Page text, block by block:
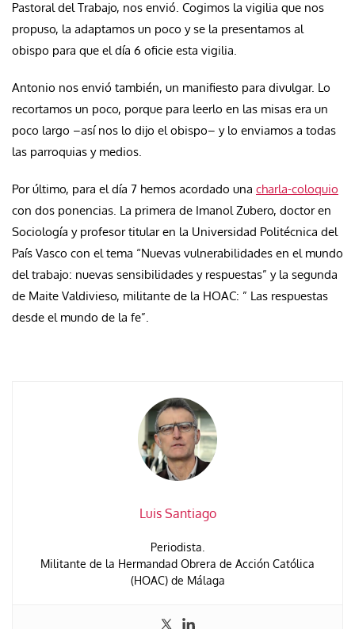
Pastoral del Trabajo, nos envió. Cogimos la vigilia que nos
propuso, la adaptamos un poco y se la presentamos al
obispo para que el día 6 oficie esta vigilia.
Antonio nos envió también, un manifiesto para divulgar. Lo
recortamos un poco, porque para leerlo en las misas era un
poco largo –así nos lo dijo el obispo– y lo enviamos a todas
las parroquias y medios.
Por último, para el día 7 hemos acordado una charla-coloquio
con dos ponencias. La primera de Imanol Zubero, doctor en
Sociología y profesor titular en la Universidad Politécnica del
País Vasco con el tema “Nuevas vulnerabilidades en el mundo
del trabajo: nuevas sensibilidades y respuestas” y la segunda
de Maite Valdivieso, militante de la HOAC: ” Las respuestas
desde el mundo de la fe”.
Luis Santiago
Periodista.
Militante de la Hermandad Obrera de Acción Católica
(HOAC) de Málaga